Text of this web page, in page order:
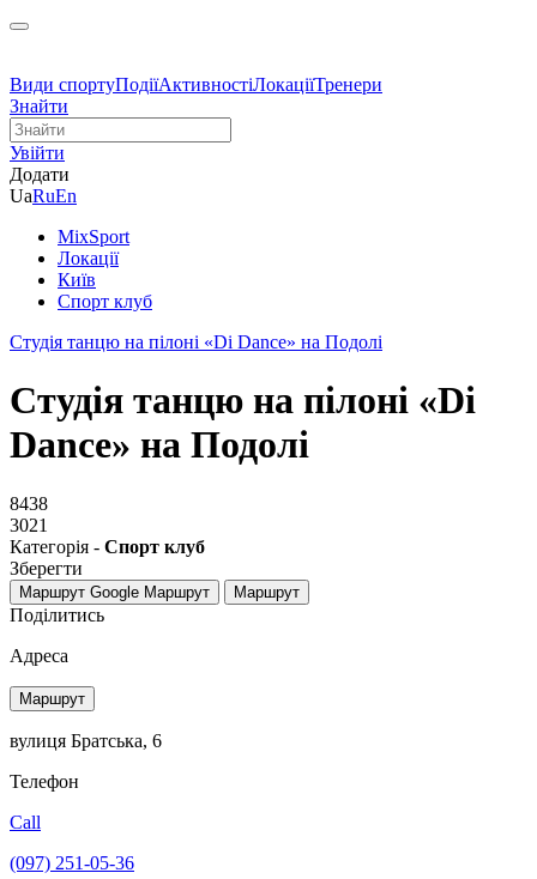
Види спортуПодіїАктивностіЛокаціїТренери
Знайти
Увійти
Додати
UaRuEn
MixSport
Локації
Київ
Спорт клуб
Студія танцю на пілоні «Di Dance» на Подолі
Студія танцю на пілоні «Di
Dance» на Подолі
8438
3021
Категорія - Спорт клуб
Зберегти
Маршрут Google Маршрут Маршрут
Поділитись
Адреса
Маршрут
вулиця Братська, 6
Телефон
Call
(097) 251-05-36